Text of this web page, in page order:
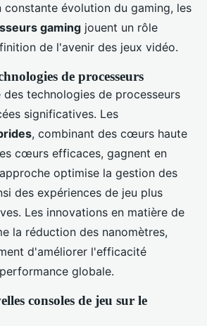
constante évolution du gaming, les
gaming jouent un rôle
de l'avenir des jeux vidéo.
de processeurs
technologies de processeurs
significatives. Les
, combinant des cœurs haute
cœurs efficaces, gagnent en
optimise la gestion des
des expériences de jeu plus
Les innovations en matière de
la réduction des nanomètres,
d'améliorer l'efficacité
globale.
consoles de jeu sur le